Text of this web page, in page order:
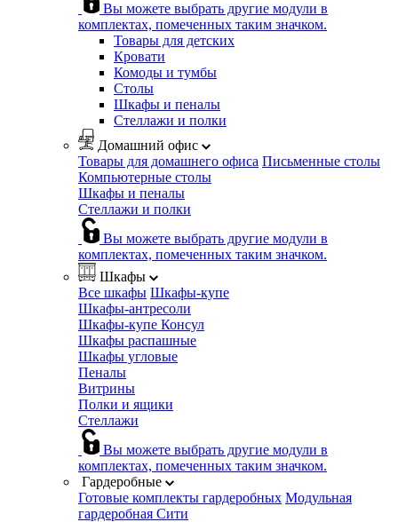
Вы можете выбрать другие модули в
комплектах, помеченных таким значком.
Товары для детских
Кровати
Комоды и тумбы
Столы
Шкафы и пеналы
Стеллажи и полки
Домашний офис
Товары для домашнего офиса Письменные столы
Компьютерные столы
Шкафы и пеналы
Стеллажи и полки
Вы можете выбрать другие модули в
комплектах, помеченных таким значком.
Шкафы
Все шкафы Шкафы-купе
Шкафы-антресоли
Шкафы-купе Консул
Шкафы распашные
Шкафы угловые
Пеналы
Витрины
Полки и ящики
Стеллажи
Вы можете выбрать другие модули в
комплектах, помеченных таким значком.
Гардеробные
Готовые комплекты гардеробных Модульная
гардеробная Сити